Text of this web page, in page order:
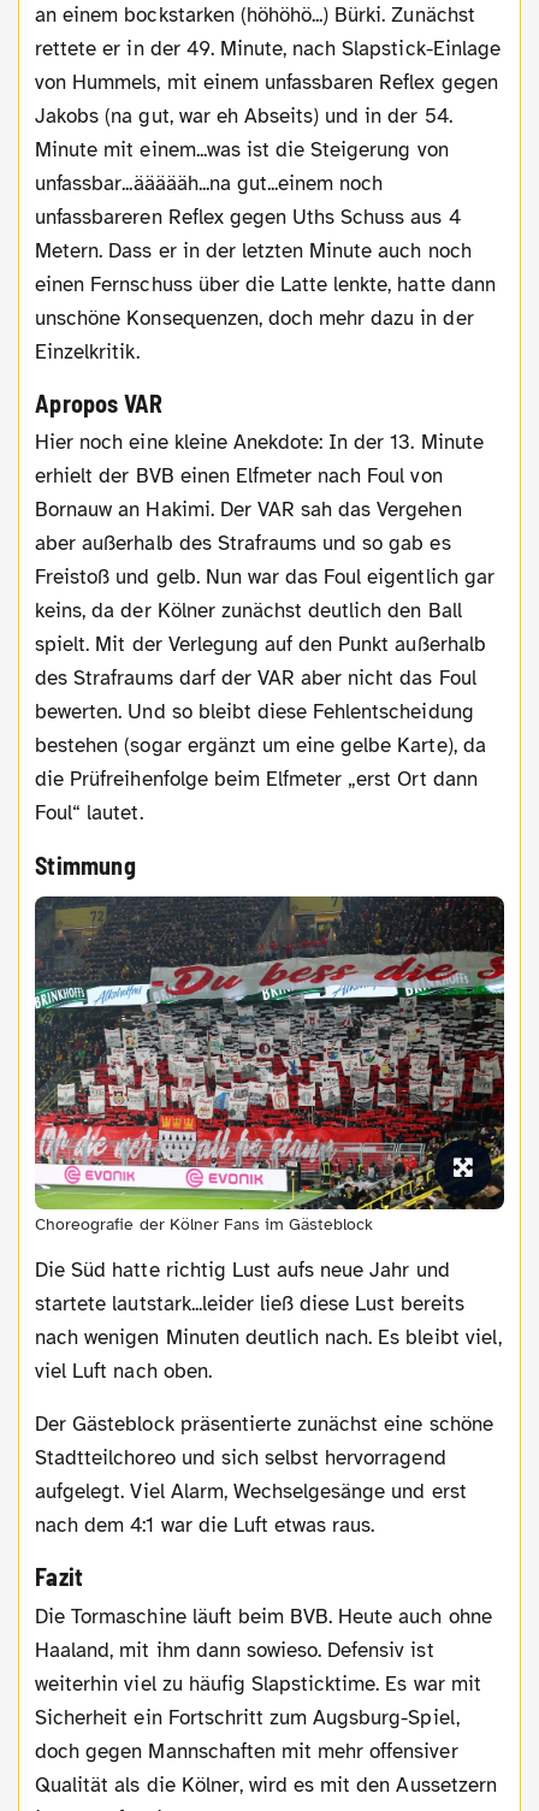
an einem bockstarken (höhöhö...) Bürki. Zunächst
rettete er in der 49. Minute, nach Slapstick-Einlage
von Hummels, mit einem unfassbaren Reflex gegen
Jakobs (na gut, war eh Abseits) und in der 54.
Minute mit einem...was ist die Steigerung von
unfassbar...äääääh...na gut...einem noch
unfassbareren Reflex gegen Uths Schuss aus 4
Metern. Dass er in der letzten Minute auch noch
einen Fernschuss über die Latte lenkte, hatte dann
unschöne Konsequenzen, doch mehr dazu in der
Einzelkritik.
Apropos VAR
Hier noch eine kleine Anekdote: In der 13. Minute
erhielt der BVB einen Elfmeter nach Foul von
Bornauw an Hakimi. Der VAR sah das Vergehen
aber außerhalb des Strafraums und so gab es
Freistoß und gelb. Nun war das Foul eigentlich gar
keins, da der Kölner zunächst deutlich den Ball
spielt. Mit der Verlegung auf den Punkt außerhalb
des Strafraums darf der VAR aber nicht das Foul
bewerten. Und so bleibt diese Fehlentscheidung
bestehen (sogar ergänzt um eine gelbe Karte), da
die Prüfreihenfolge beim Elfmeter „erst Ort dann
Foul“ lautet.
Stimmung
Choreografie der Kölner Fans im Gästeblock
Die Süd hatte richtig Lust aufs neue Jahr und
startete lautstark...leider ließ diese Lust bereits
nach wenigen Minuten deutlich nach. Es bleibt viel,
viel Luft nach oben.
Der Gästeblock präsentierte zunächst eine schöne
Stadtteilchoreo und sich selbst hervorragend
aufgelegt. Viel Alarm, Wechselgesänge und erst
nach dem 4:1 war die Luft etwas raus.
Fazit
Die Tormaschine läuft beim BVB. Heute auch ohne
Haaland, mit ihm dann sowieso. Defensiv ist
weiterhin viel zu häufig Slapsticktime. Es war mit
Sicherheit ein Fortschritt zum Augsburg-Spiel,
doch gegen Mannschaften mit mehr offensiver
Qualität als die Kölner, wird es mit den Aussetzern